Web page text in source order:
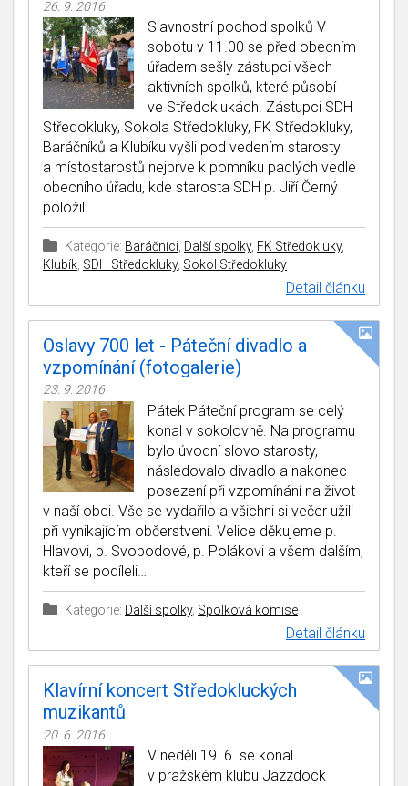
26. 9. 2016
Slavnostní pochod spolků V
sobotu v 11.00 se před obecním
úřadem sešly zástupci všech
aktivních spolků, které působí
ve Středoklukách. Zástupci SDH
Středokluky, Sokola Středokluky, FK Středokluky,
Baráčníků a Klubíku vyšli pod vedením starosty
a místostarostů nejprve k pomníku padlých vedle
obecního úřadu, kde starosta SDH p. Jiří Černý
položil…
Kategorie: Baráčníci, Další spolky, FK Středokluky,
Klubík, SDH Středokluky, Sokol Středokluky
Detail článku
Oslavy 700 let - Páteční divadlo a
vzpomínání (fotogalerie)
23. 9. 2016
Pátek Páteční program se celý
konal v sokolovně. Na programu
bylo úvodní slovo starosty,
následovalo divadlo a nakonec
posezení při vzpomínání na život
v naší obci. Vše se vydařilo a všichni si večer užili
při vynikajícím občerstvení. Velice děkujeme p.
Hlavovi, p. Svobodové, p. Polákovi a všem dalším,
kteří se podíleli…
Kategorie: Další spolky, Spolková komise
Detail článku
Klavírní koncert Středokluckých
muzikantů
20. 6. 2016
V neděli 19. 6. se konal
v pražském klubu Jazzdock